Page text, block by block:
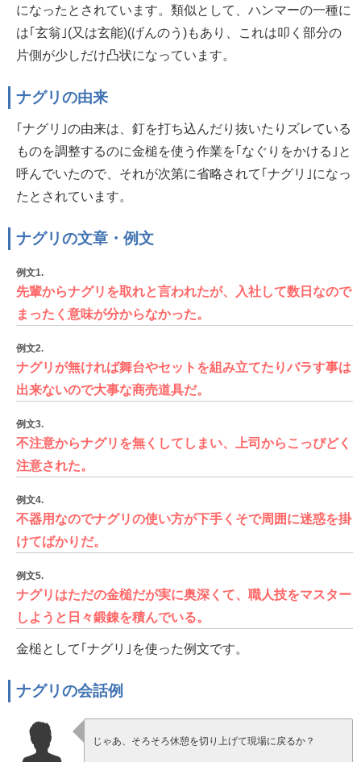
になったとされています。類似として、ハンマーの一種に
は｢玄翁｣(又は玄能)(げんのう)もあり、これは叩く部分の
片側が少しだけ凸状になっています。
ナグリの由来
｢ナグリ｣の由来は、釘を打ち込んだり抜いたりズレている
ものを調整するのに金槌を使う作業を｢なぐりをかける｣と
呼んでいたので、それが次第に省略されて｢ナグリ｣になっ
たとされています。
ナグリの文章・例文
例文1.
先輩からナグリを取れと言われたが、入社して数日なので
まったく意味が分からなかった。
例文2.
ナグリが無ければ舞台やセットを組み立てたりバラす事は
出来ないので大事な商売道具だ。
例文3.
不注意からナグリを無くしてしまい、上司からこっぴどく
注意された。
例文4.
不器用なのでナグリの使い方が下手くそで周囲に迷惑を掛
けてばかりだ。
例文5.
ナグリはただの金槌だが実に奥深くて、職人技をマスター
しようと日々鍛錬を積んでいる。
金槌として｢ナグリ｣を使った例文です。
ナグリの会話例
じゃあ、そろそろ休憩を切り上げて現場に戻るか？